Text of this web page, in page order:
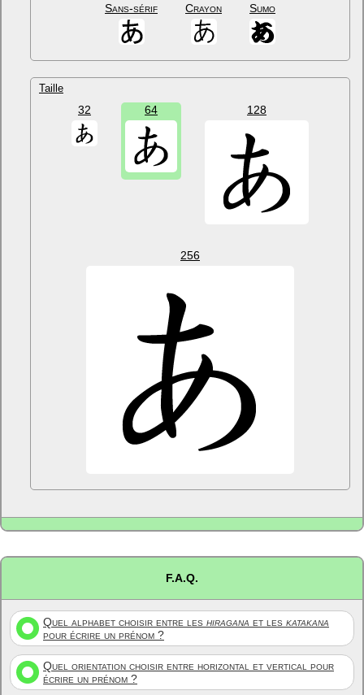
Sans-sérif Crayon Sumo
Taille
32 64 128
256
F.A.Q.
Quel alphabet choisir entre les hiragana et les katakana
pour écrire un prénom ?
Quel orientation choisir entre horizontal et vertical pour
écrire un prénom ?